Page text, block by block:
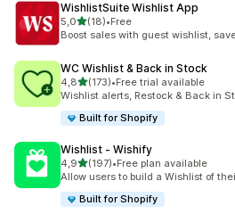
WishlistSuite Wishlist App
5,05 yıldız üzerinden
(18)
toplam 18 değerlendirme
•Free
Boost sales with guest wishlist,
WC Wishlist & Back in Stock
4,85 yıldız üzerinden
(173)
toplam 173 değerlendirme
•Free trial available
Wishlist alerts, Restock & Back in
Built for Shopify
Wishlist ‑ Wishify
4,95 yıldız üzerinden
(197)
toplam 197 değerlendirme
•Free plan available
Allow users to build a Wishlist of
Built for Shopify